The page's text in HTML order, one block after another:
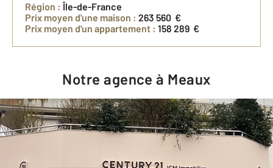
Région : Île-de-France
Prix moyen d'une maison : 263 560 €
Prix moyen d'un appartement : 158 289 €
Notre agence à Meaux